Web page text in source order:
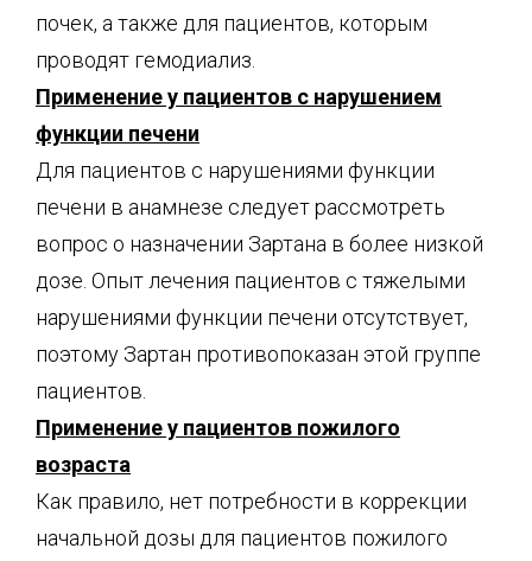
почек, а также для пациентов, которым
проводят гемодиализ.
Применение у пациентов с нарушением
функции печени
Для пациентов с нарушениями функции
печени в анамнезе следует рассмотреть
вопрос о назначении Зартана в более низкой
дозе. Опыт лечения пациентов с тяжелыми
нарушениями функции печени отсутствует,
поэтому Зартан противопоказан этой группе
пациентов.
Применение у пациентов пожилого
возраста
Как правило, нет потребности в коррекции
начальной дозы для пациентов пожилого